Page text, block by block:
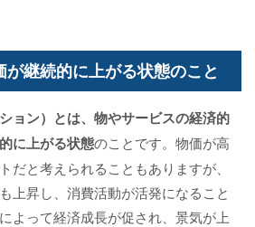
継続的に上がる状態のこと
ョン）とは、物やサービスの経済的
に上がる状態のことです。物価が高
だと考えられることもありますが、
上昇し、消費活動が活発になること
よって経済成長が促され、景気が上